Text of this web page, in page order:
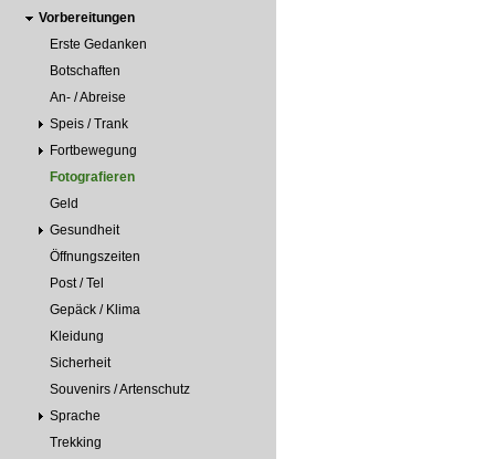
Vorbereitungen
Erste Gedanken
Botschaften
An- / Abreise
Speis / Trank
Fortbewegung
Fotografieren
Geld
Gesundheit
Öffnungszeiten
Post / Tel
Gepäck / Klima
Kleidung
Sicherheit
Souvenirs / Artenschutz
Sprache
Trekking